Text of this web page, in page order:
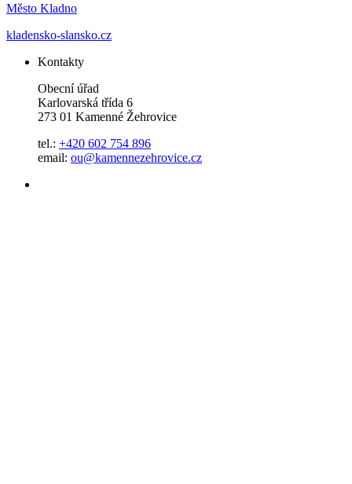
Město Kladno
kladensko-slansko.cz
Kontakty
Obecní úřad
Karlovarská třída 6
273 01 Kamenné Žehrovice
tel.: +420 602 754 896
email: ou@kamennezehrovice.cz